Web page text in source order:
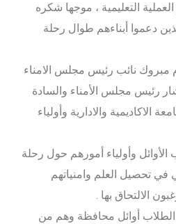
التعليمية ، موجها شكره
دعموا أبناءهم طوال رحلة
مبروك نائب رئيس مجلس الامناء
رئيس مجلس الأمناء والسادة
الاكاديمية والادارية وأولياء
وأولياء أمورهم حول رحلة
في تحصيل العلم وامنياتهم
الالتحاق بها .
الطلاب أوائل محافظة وهم من